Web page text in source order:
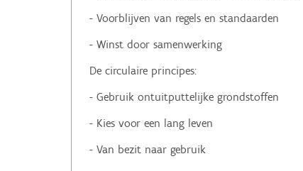
- Voorblijven van regels en standaarden
- Winst door samenwerking
De circulaire principes:
- Gebruik ontuitputtelijke grondstoffen
- Kies voor een lang leven
- Van bezit naar gebruik